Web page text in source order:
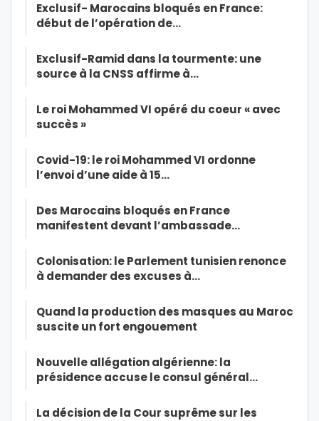
Exclusif- Marocains bloqués en France:
début de l’opération de…
Exclusif-Ramid dans la tourmente: une
source à la CNSS affirme à…
Le roi Mohammed VI opéré du coeur « avec
succès »
Covid-19: le roi Mohammed VI ordonne
l’envoi d’une aide à 15…
Des Marocains bloqués en France
manifestent devant l’ambassade…
Colonisation: le Parlement tunisien renonce
à demander des excuses à…
Quand la production des masques au Maroc
suscite un fort engouement
Nouvelle allégation algérienne: la
présidence accuse le consul général…
La décision de la Cour suprême sur les